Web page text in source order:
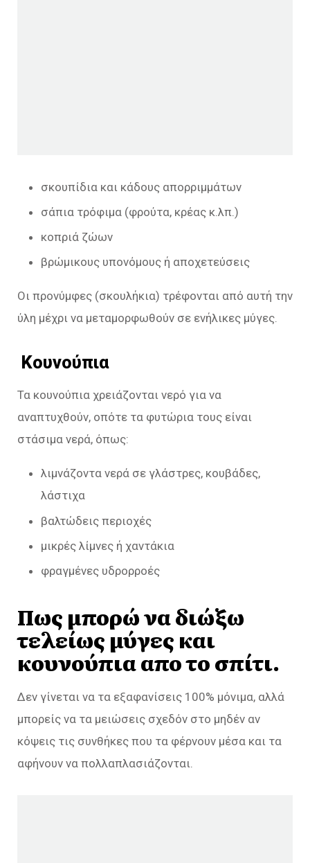
σκουπίδια και κάδους απορριμμάτων
σάπια τρόφιμα (φρούτα, κρέας κ.λπ.)
κοπριά ζώων
βρώμικους υπονόμους ή αποχετεύσεις
Οι προνύμφες (σκουλήκια) τρέφονται από αυτή την
ύλη μέχρι να μεταμορφωθούν σε ενήλικες μύγες.
Κουνούπια
Τα κουνούπια χρειάζονται νερό για να
αναπτυχθούν, οπότε τα φυτώρια τους είναι
στάσιμα νερά, όπως:
λιμνάζοντα νερά σε γλάστρες, κουβάδες,
λάστιχα
βαλτώδεις περιοχές
μικρές λίμνες ή χαντάκια
φραγμένες υδρορροές
Πως μπορώ να διώξω
τελείως μύγες και
κουνούπια απο το σπίτι.
Δεν γίνεται να τα εξαφανίσεις 100% μόνιμα, αλλά
μπορείς να τα μειώσεις σχεδόν στο μηδέν αν
κόψεις τις συνθήκες που τα φέρνουν μέσα και τα
αφήνουν να πολλαπλασιάζονται.